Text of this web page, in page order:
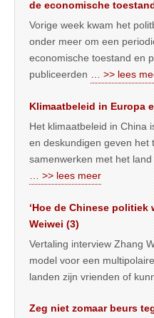
de economische
Vorige week kwam het
onder meer om een
economische toestand en
publiceerden … >> lees
Klimaatbeleid in Europa
Het klimaatbeleid in China
en deskundigen geven het
samenwerken met het land
… >> lees meer
‘Hoe de Chinese politiek
Weiwei (3)
Vertaling interview Zhang
model voor een
landen zijn vrienden of
Zeg niet zomaar beurs